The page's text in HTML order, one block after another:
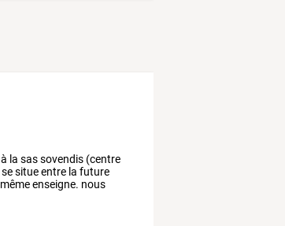
à la sassovendis (centre
sesitueentre la future
mêmeenseigne. nous